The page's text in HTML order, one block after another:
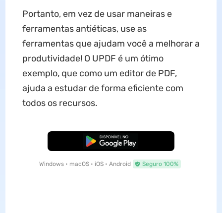
Portanto, em vez de usar maneiras e
ferramentas antiéticas, use as
ferramentas que ajudam você a melhorar a
produtividade! O UPDF é um ótimo
exemplo, que como um editor de PDF,
ajuda a estudar de forma eficiente com
todos os recursos.
Baixar Grátis
Windows • macOS • iOS • Android Seguro 100%